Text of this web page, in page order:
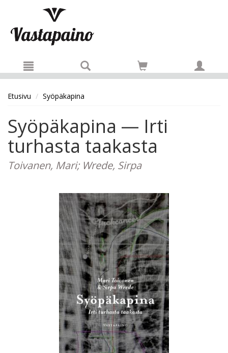
Etusivu Syöpäkapina
Syöpäkapina — Irti
turhasta taakasta
Toivanen, Mari; Wrede, Sirpa